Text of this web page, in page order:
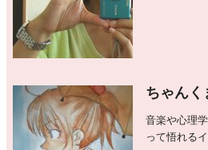
ちゃんく
音楽や心理
って悟れる